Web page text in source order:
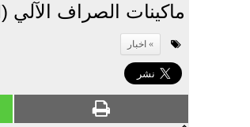
ماكينات الصراف الآلي (ATM) لتلبية احتياجات المواطنين النقدية.
اخبار